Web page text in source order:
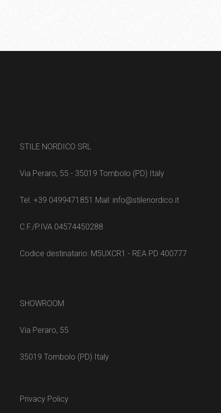
STILE NORDICO SRL
Via Peraro, 55 - 35019 Tombolo (PD) Italy
Tel. +39 0499471851 Mail: info@stilenordico.it
C.F./P.IVA 04574450288
Codice destinatario: M5UXCR1 - REA PD 400777
SHOWROOM
Via Peraro, 55
35019 Tombolo (PD) Italy
Privacy Policy